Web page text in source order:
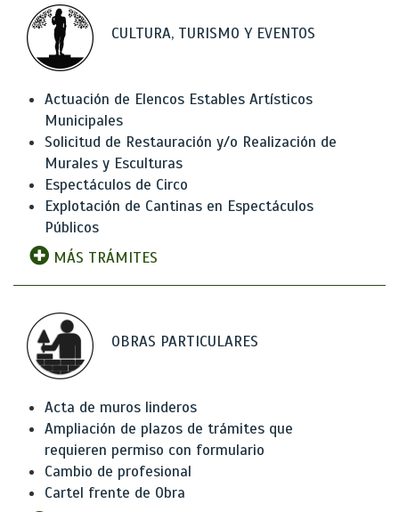
CULTURA, TURISMO Y EVENTOS
Actuación de Elencos Estables Artísticos
Municipales
Solicitud de Restauración y/o Realización de
Murales y Esculturas
Espectáculos de Circo
Explotación de Cantinas en Espectáculos
Públicos
MÁS TRÁMITES
OBRAS PARTICULARES
Acta de muros linderos
Ampliación de plazos de trámites que
requieren permiso con formulario
Cambio de profesional
Cartel frente de Obra